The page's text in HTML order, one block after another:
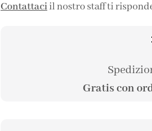
Contattaciil nostro staff ti
Gratis con